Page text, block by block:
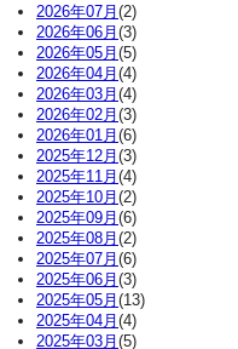
2026年07月 (2)
2026年06月 (3)
2026年05月 (5)
2026年04月 (4)
2026年03月 (4)
2026年02月 (3)
2026年01月 (6)
2025年12月 (3)
2025年11月 (4)
2025年10月 (2)
2025年09月 (6)
2025年08月 (2)
2025年07月 (6)
2025年06月 (3)
2025年05月 (13)
2025年04月 (4)
2025年03月 (5)